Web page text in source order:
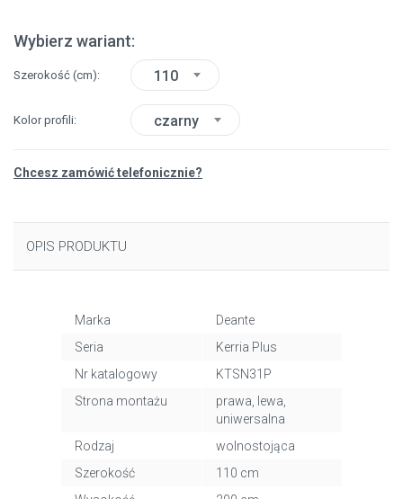
Wybierz wariant:
Szerokość (cm) 110
Kolor profili czarny
Chcesz zamówić telefonicznie?
OPIS PRODUKTU
Marka
Deante
Seria
Kerria Plus
Nr katalogowy
KTSN31P
Strona montażu
prawa, lewa,
uniwersalna
Rodzaj
wolnostojąca
Szerokość
110 cm